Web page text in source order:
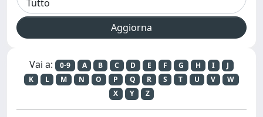
Vai a: 0-9 A B C D E F G H I
J
K
L M N O P Q R S T U V
W
X
Y Z